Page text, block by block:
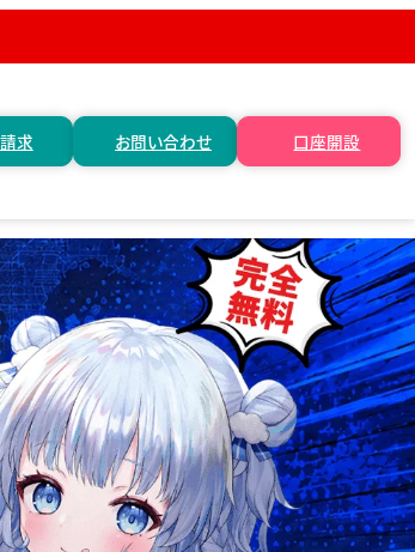
求 お問い合わせ 口座開設